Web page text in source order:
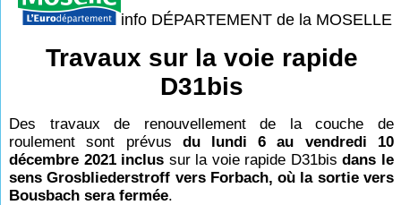
info DÉPARTEMENT de la MOSELLE
Travaux sur la voie rapide
D31bis
Des travaux de renouvellement de la couche de
roulement sont prévus du lundi 6 au vendredi 10
décembre 2021 inclus sur la voie rapide D31bisdans le
sens Grosbliederstroff vers Forbach, où la sortie vers
Bousbach sera fermée.